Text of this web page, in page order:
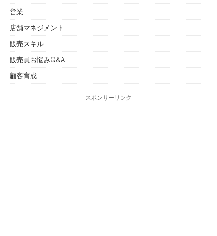
営業
店舗マネジメント
販売スキル
販売員お悩みQ&A
顧客育成
スポンサーリンク